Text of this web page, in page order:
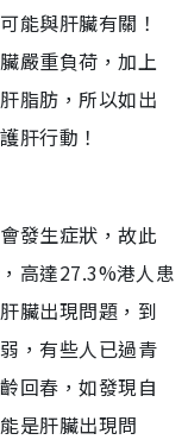
能與肝臟有關！
嚴重負荷，加上
脂肪，所以如出
肝行動！
發生症狀，故此
高達27.3%港人患
臟出現問題，到
，有些人已過青
回春，如發現自
是肝臟出現問